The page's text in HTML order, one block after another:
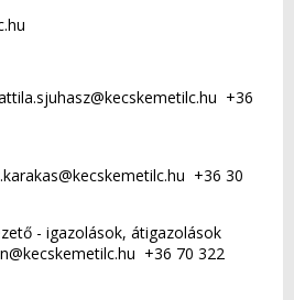
+36
+36 30
- igazolások, átigazolások
+36 70 322